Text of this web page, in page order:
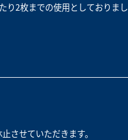
り2枚までの使用としておりま
させていただきます。